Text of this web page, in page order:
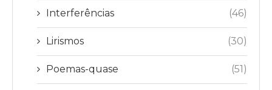
Interferências (46)
Lirismos (30)
Poemas-quase (51)